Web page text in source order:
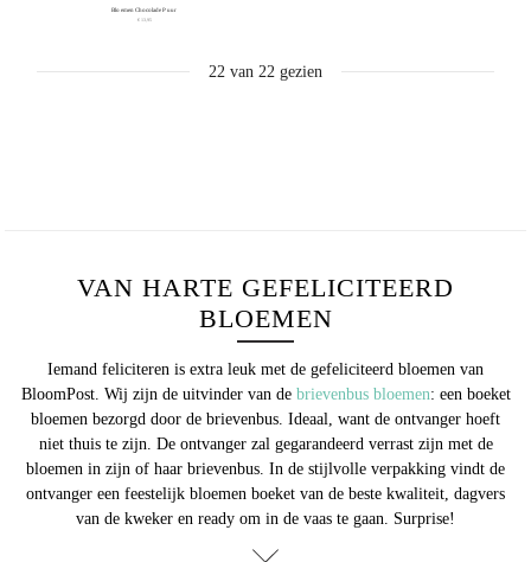
Bloemen Chocolade Puur
€ 13,95
22 van 22 gezien
VAN HARTE GEFELICITEERD
BLOEMEN
Iemand feliciteren is extra leuk met de gefeliciteerd bloemen van
BloomPost. Wij zijn de uitvinder van de brievenbus bloemen: een boeket
bloemen bezorgd door de brievenbus. Ideaal, want de ontvanger hoeft
niet thuis te zijn. De ontvanger zal gegarandeerd verrast zijn met de
bloemen in zijn of haar brievenbus. In de stijlvolle verpakking vindt de
ontvanger een feestelijk bloemen boeket van de beste kwaliteit, dagvers
van de kweker en ready om in de vaas te gaan. Surprise!